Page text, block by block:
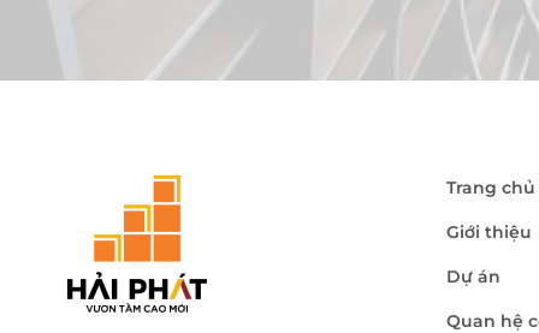
Trang chủ
Giới thiệu
Dự án
Quan hệ